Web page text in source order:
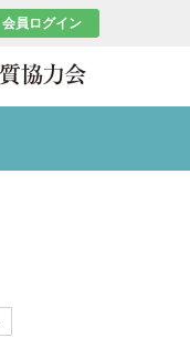
会員ログイン